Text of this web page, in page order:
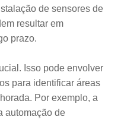
de sensores de
resultar em
prazo.
Isso pode envolver
para identificar áreas
Por exemplo, a
automação de